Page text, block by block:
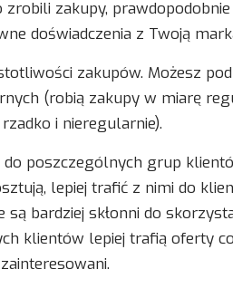
zakupy,
doświadczenia z Twoją
zakupów. Możesz
(robią zakupy w miarę
i nieregularnie).
do poszczególnych grup
lepiej trafić z nimi do
są bardziej skłonni do
klientów lepiej trafią oferty